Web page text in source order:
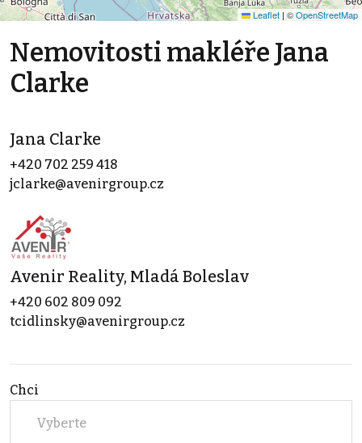
Leaflet | ©OpenStreetMap
Nemovitosti makléře Jana
Clarke
Jana Clarke
+420 702 259 418
jclarke@avenirgroup.cz
Avenir Reality, Mladá Boleslav
+420 602 809 092
tcidlinsky@avenirgroup.cz
Chci
Vyberte